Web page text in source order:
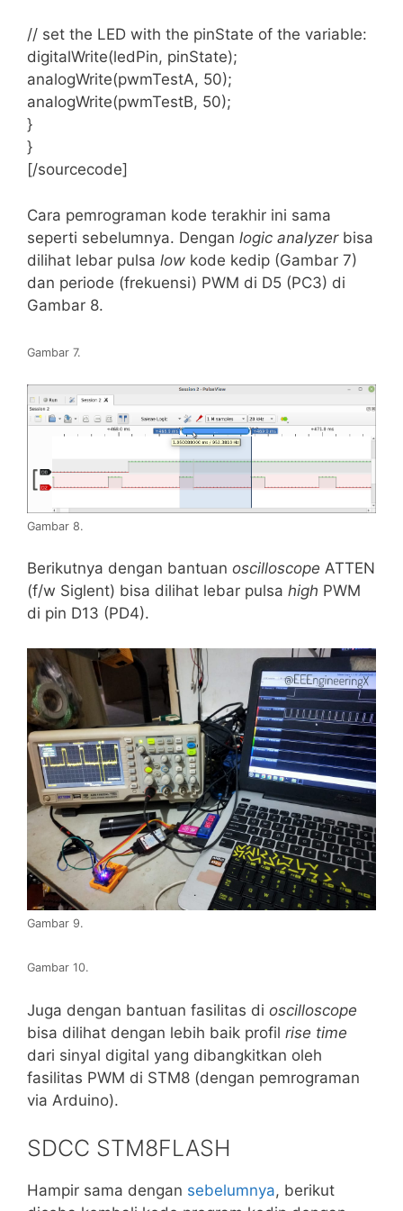
// set the LED with the pinState of the variable:
digitalWrite(ledPin, pinState);
analogWrite(pwmTestA, 50);
analogWrite(pwmTestB, 50);
}
}
[/sourcecode]
Cara pemrograman kode terakhir ini sama
seperti sebelumnya. Dengan logic analyzerbisa
dilihat lebar pulsa low kode kedip (Gambar 7)
dan periode (frekuensi) PWM di D5 (PC3) di
Gambar 8.
Gambar 7.
Gambar 8.
Berikutnya dengan bantuan oscilloscope ATTEN
(f/w Siglent) bisa dilihat lebar pulsa high PWM
di pin D13 (PD4).
Gambar 9.
Gambar 10.
Juga dengan bantuan fasilitas di oscilloscope
bisa dilihat dengan lebih baik profil rise time
dari sinyal digital yang dibangkitkan oleh
fasilitas PWM di STM8 (dengan pemrograman
via Arduino).
SDCC STM8FLASH
Hampir sama dengan sebelumnya, berikut